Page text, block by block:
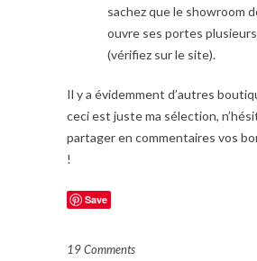
sachez que le showroom
ouvre ses portes
(vérifiez sur le site).
Il y a évidemment d’autres
ceci est juste ma sélection,
partager en commentaires vos
!
Save
19 Comments